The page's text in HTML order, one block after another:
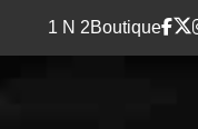
1 N 2Boutique